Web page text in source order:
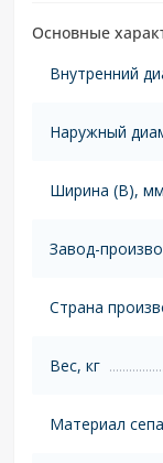
Основные
Внутренний
Наружный
Ширина (B), мм
Завод-
Страна
Вес, кг
Материал